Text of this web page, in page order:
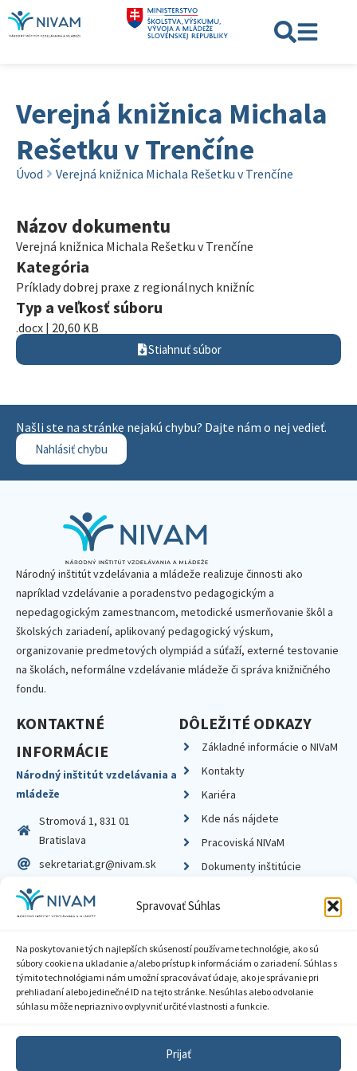
Spravovať Súhlas
Na poskytovanie tých najlepších skúseností používame technológie, ako sú
súbory cookie na ukladanie a/alebo prístup k informáciám o zariadení. Súhlas s
týmito technológiami nám umožní spracovávať údaje, ako je správanie pri
prehliadaní alebo jedinečné ID na tejto stránke. Nesúhlas alebo odvolanie
súhlasu môže nepriaznivo ovplyvniť určité vlastnosti a funkcie.
Prijať
Verejná knižnica Michala
Rešetku v Trenčíne
Úvod Verejná knižnica Michala Rešetku v Trenčíne
Názov dokumentu
Verejná knižnica Michala Rešetku v Trenčíne
Kategória
Príklady dobrej praxe z regionálnych knižníc
Typ a veľkosť súboru
.docx | 20,60 KB
Stiahnuť súbor
Našli ste na stránke nejakú chybu? Dajte nám o nej vedieť.
Nahlásiť chybu
Národný inštitút vzdelávania a mládeže realizuje činnosti ako
napríklad vzdelávanie a poradenstvo pedagogickým a
nepedagogickým zamestnancom, metodické usmerňovanie škôl a
školských zariadení, aplikovaný pedagogický výskum,
organizovanie predmetových olympiád a súťaží, externé testovanie
na školách, neformálne vzdelávanie mládeže či správa knižničného
fondu.
KONTAKTNÉ
INFORMÁCIE
Národný inštitút vzdelávania a
mládeže
Stromová 1, 831 01
Bratislava
sekretariat.gr@nivam.sk
IČO: 00164348
DIČ: 2020798714
DÔLEŽITÉ ODKAZY
Základné informácie o NIVaM
Kontakty
Kariéra
Kde nás nájdete
Pracoviská NIVaM
Dokumenty inštitúcie
Zásady ochrany súkromia
Sprístupnenie informácií